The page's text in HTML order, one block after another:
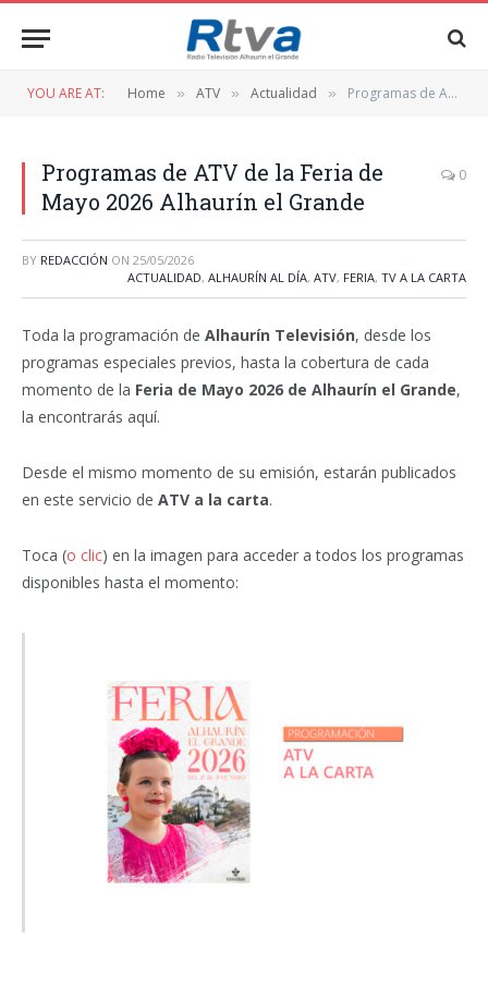
YOU ARE AT: Home » ATV » Actualidad » Programas de ATV de la Feria de Mayo 2026 Alhaurín el Grande
Programas de ATV de la Feria de
Mayo 2026 Alhaurín el Grande
0
BY REDACCIÓN ON 25/05/2026
ACTUALIDAD, ALHAURÍN AL DÍA, ATV, FERIA, TV A LA CARTA
Toda la programación de Alhaurín Televisión, desde los
programas especiales previos, hasta la cobertura de cada
momento de la Feria de Mayo 2026 de Alhaurín el Grande,
la encontrarás aquí.
Desde el mismo momento de su emisión, estarán publicados
en este servicio de ATV a la carta.
Toca (o clic) en la imagen para acceder a todos los programas
disponibles hasta el momento: